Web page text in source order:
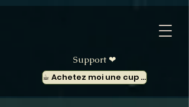
Support ❤︎
☕︎ Achetez moi une cup de thé